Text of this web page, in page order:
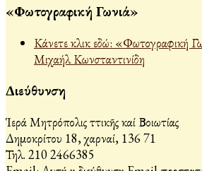
«Φωτογραφική Γωνιά»
Κάνετε κλικ εδώ: «Φωτογραφική
Μιχαήλ Κωνσταντινίδη
Διεύθυνση
Ἱερά Μητρόπολις Ἀττικῆς καί Βοιωτίας
Δημοκρίτου 18, Ἀχαρναί, 136 71
Τηλ. 210 2466385